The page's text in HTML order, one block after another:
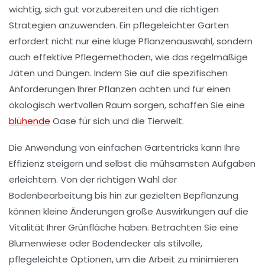
wichtig, sich gut vorzubereiten und die richtigen
Strategien anzuwenden. Ein pflegeleichter Garten
erfordert nicht nur eine kluge Pflanzenauswahl, sondern
auch effektive Pflegemethoden, wie das regelmäßige
Jäten und Düngen. Indem Sie auf die spezifischen
Anforderungen Ihrer Pflanzen achten und für einen
ökologisch wertvollen Raum sorgen, schaffen Sie eine
blühende Oase für sich und die Tierwelt.
Die Anwendung von einfachen Gartentricks kann Ihre
Effizienz steigern und selbst die mühsamsten Aufgaben
erleichtern. Von der richtigen Wahl der
Bodenbearbeitung bis hin zur gezielten Bepflanzung
können kleine Änderungen große Auswirkungen auf die
Vitalität Ihrer Grünfläche haben. Betrachten Sie eine
Blumenwiese oder Bodendecker als stilvolle,
pflegeleichte Optionen, um die Arbeit zu minimieren